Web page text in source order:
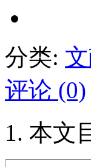
分类:
评论 (0)
本文